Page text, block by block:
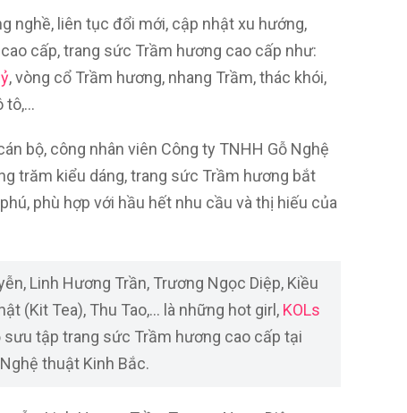
nghề, liên tục đổi mới, cập nhật xu hướng,
cấp, trang sức Trầm hương cao cấp như:
, vòng cổ Trầm hương, nhang Trầm, thác khói,
tô,…
bộ, công nhân viên Công ty TNHH Gỗ Nghệ
trăm kiểu dáng, trang sức Trầm hương bắt
phù hợp với hầu hết nhu cầu và thị hiếu của
Linh Hương Trần, Trương Ngọc Diệp, Kiều
(Kit Tea), Thu Tao,… là những hot girl, KOLs
tập trang sức Trầm hương cao cấp tại
thuật Kinh Bắc.